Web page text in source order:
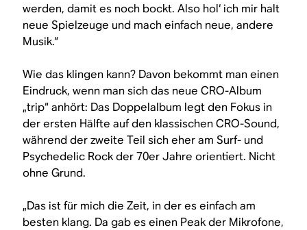
werden, damit es noch bockt. Also hol‘ ich mir halt
neue Spielzeuge und mach einfach neue, andere
Musik.“
Wie das klingen kann? Davon bekommt man einen
Eindruck, wenn man sich das neue CRO-Album
„trip“ anhört: Das Doppelalbum legt den Fokus in
der ersten Hälfte auf den klassischen CRO-Sound,
während der zweite Teil sich eher am Surf- und
Psychedelic Rock der 70er Jahre orientiert. Nicht
ohne Grund.
„Das ist für mich die Zeit, in der es einfach am
besten klang. Da gab es einen Peak der Mikrofone,